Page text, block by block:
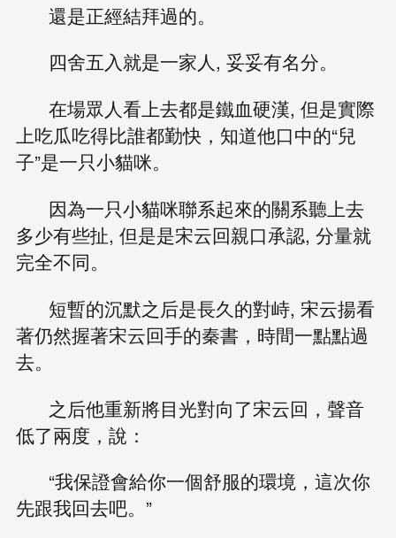
還是正經結拜過的。
四舍五入就是一家人, 妥妥有名分。
在場眾人看上去都是鐵血硬漢, 但是實際
上吃瓜吃得比誰都勤快，知道他口中的“兒
子”是一只小貓咪。
因為一只小貓咪聯系起來的關系聽上去
多少有些扯, 但是是宋云回親口承認, 分量就
完全不同。
短暫的沉默之后是長久的對峙, 宋云揚看
著仍然握著宋云回手的秦書，時間一點點過
去。
之后他重新將目光對向了宋云回，聲音
低了兩度，說：
“我保證會給你一個舒服的環境，這次你
先跟我回去吧。”